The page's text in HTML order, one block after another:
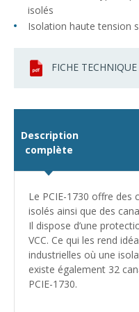
isolés
Isolation haute tension
FICHE TECHNIQUE
Description
complète
Le PCIE-1730 offre des
isolés ainsi que des
Il dispose d’une
VCC. Ce qui les rend
industrielles où une
existe également 32
PCIE-1730.